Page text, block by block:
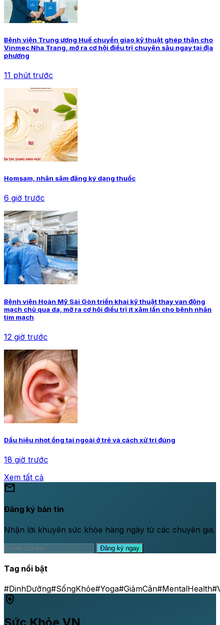
Bệnh viện Trung ương Huế chuyển giao kỹ thuật ghép thận cho
Vinmec Nha Trang, mở ra cơ hội điều trị chuyên sâu ngay tại địa
phương
11 phút trước
Homsam, nhân sâm đăng ký dạng thuốc
6 giờ trước
Bệnh viện Hoàn Mỹ Sài Gòn triển khai kỹ thuật thay van động
mạch chủ qua da, mở ra cơ hội điều trị ít xâm lấn cho bệnh nhân
tim mạch
12 giờ trước
Dấu hiệu nhọt ống tai ngoài ở trẻ và cách xử trí đúng
18 giờ trước
Xem tất cả
mail
Đăng ký bản tin
Nhận lời khuyên sức khỏe hàng ngày từ các chuyên gia.
Đăng ký ngay
Tag nổi bật
#DinhDưỡng#SốngKhỏe#Yoga#GiảmCân#MentalHealth
health_and_safety